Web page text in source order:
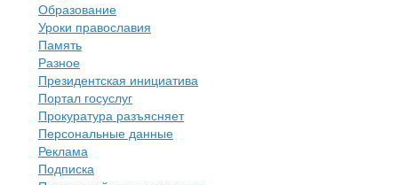
Образование
Уроки православия
Память
Разное
Президентская инициатива
Портал госуслуг
Прокуратура разъясняет
Персональные данные
Реклама
Подписка